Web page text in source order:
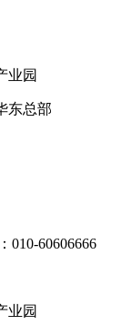
业园
东总部
010-60606666
业园